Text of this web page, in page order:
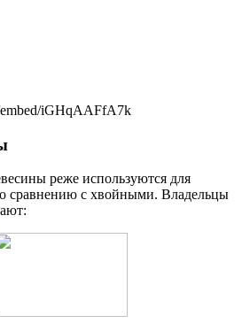
iGHqAAFfA7k
реже используются для
сравнению с хвойными. Владельцы